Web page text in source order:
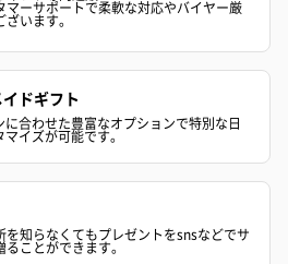
（バナナ味）（540円）
ェ〜国産フル
お届けします。
マーサポートで柔軟な対応やバイヤー厳
います。
ドギフト
に合わせた豊富なオプションで特別な日
イズが可能です。
を知らなくてもプレゼントをsnsなどでサ
ことができます。